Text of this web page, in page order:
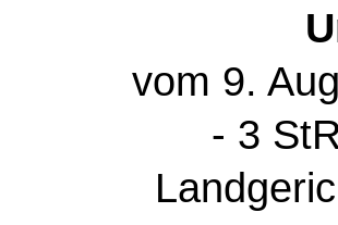
vom 9.
- 3